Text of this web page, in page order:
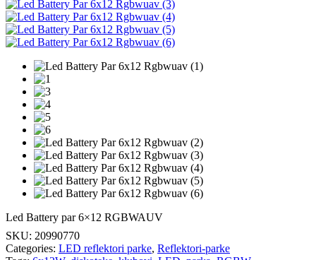
Led Battery par 6×12 RGBWAUV
SKU: 20990770
Categories: LED reflektori parke, Reflektori-parke